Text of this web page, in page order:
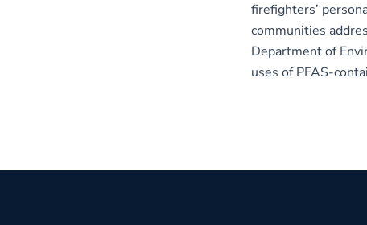
firefighters’
communities
Department of
uses of PFAS-